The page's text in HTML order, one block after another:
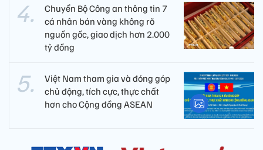
Chuyển Bộ Công an thông tin 7
cá nhân bán vàng không rõ
nguồn gốc, giao dịch hơn 2.000
tỷ đồng
Việt Nam tham gia và đóng góp
chủ động, tích cực, thực chất
hơn cho Cộng đồng ASEAN